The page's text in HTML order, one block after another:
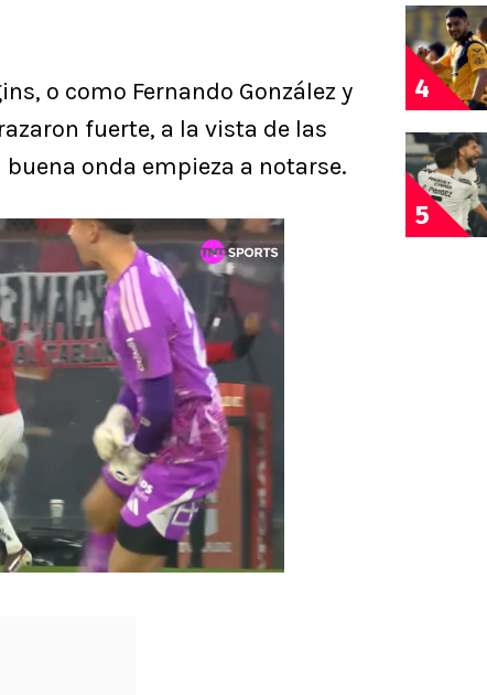
o como Fernando González y
fuerte, a la vista de las
onda empieza a notarse.
4
5